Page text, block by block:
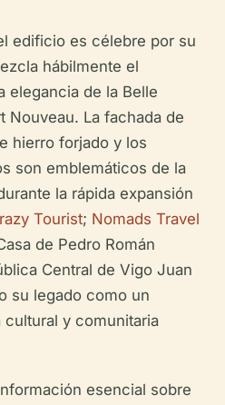
edificio es célebre por su
hábilmente el
elegancia de la Belle
Nouveau. La fachada de
hierro forjado y los
son emblemáticos de la
la rápida expansión
Tourist; Nomads Travel
de Pedro Román
Central de Vigo Juan
su legado como un
y comunitaria
esencial sobre